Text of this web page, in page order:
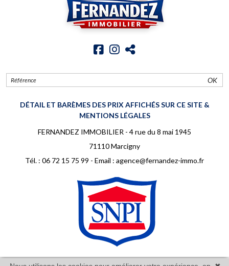
OK
DÉTAIL ET BARÈMES DES PRIX AFFICHÉS SUR CE SITE &
MENTIONS LÉGALES
FERNANDEZ IMMOBILIER - 4 rue du 8 mai 1945
71110 Marcigny
Tél. : 06 72 15 75 99 - Email : agence@fernandez-immo.fr